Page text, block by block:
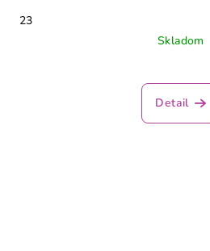
23
Skladom
Detail